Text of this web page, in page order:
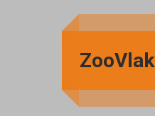
ZooVlak